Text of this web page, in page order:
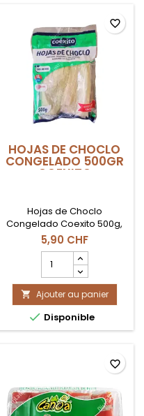
T-
DRA
2UND
HOJAS DE CHOCLO
CONGELADO 500GR
COEXITO
Hojas de Choclo
Congelado Coexito 500g,
hojas listas para envolver
tamales y preparaciones
tradicionales en Suiza.
5,90 CHF
quantité
du
produit
HOJAS
DE
CHOCLO
 Ajouter au panier
 Disponible
favorite_border
favorite_border